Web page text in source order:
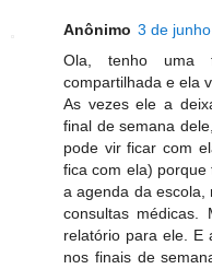
Anônimo 3 de
Ola, tenho uma
compartilhada e ela
As vezes ele a
final de semana
pode vir ficar com
fica com ela) porque
a agenda da escola,
consultas
relatório para ele. E
nos finais de